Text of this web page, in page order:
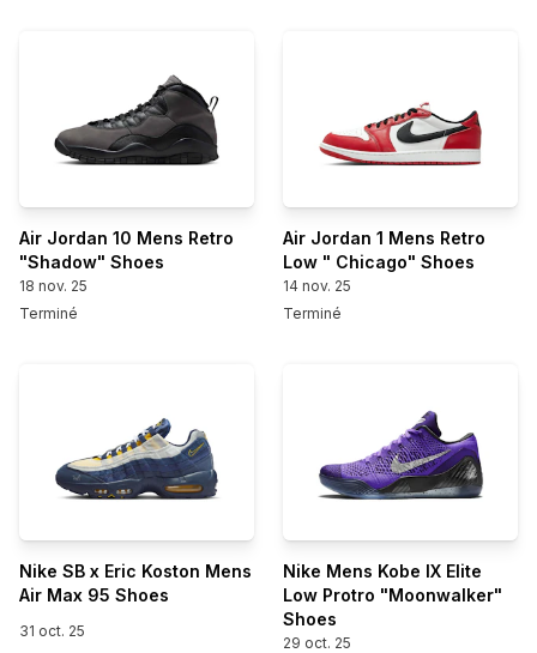
Air Jordan 10 Mens Retro
"Shadow" Shoes
18 nov. 25
Terminé
Air Jordan 1 Mens Retro
Low " Chicago" Shoes
14 nov. 25
Terminé
Nike SB x Eric Koston Mens
Air Max 95 Shoes
31 oct. 25
Nike Mens Kobe lX Elite
Low Protro "Moonwalker"
Shoes
29 oct. 25